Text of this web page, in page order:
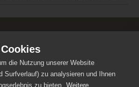
von
die Nutzung unserer Website
Surfverlauf) zu analysieren und Ihnen
zu bieten. Weitere